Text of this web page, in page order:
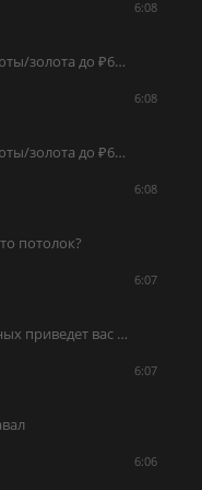
Минфин увеличит покупку валюты/золота до ₽6,5 млрд в деньС СЕГОДНЯШНЕГО ДНЯ МИНФИН РФ УВЕЛИЧИТ ПОКУПКУ ВАЛЮТЫ/ЗОЛОТА ДО 6,5 МЛРД РУБ В ДЕНЬ (5.4 МЛРД РУБ РАНЕЕ)ЦБ УВЕЛИЧИТ ПОКУПКИ ВАЛЮТЫ ДО 5,92 МЛРД РУБ В ДЕНЬ (4,82 МЛРД РУБ РАНЕЕ)Авто-репост. Читать в блоге >>>
6:08
Минфин увеличит покупку валюты/золота до ₽6,5 млрд в деньС СЕГОДНЯШНЕГО ДНЯ МИНФИН РФ УВЕЛИЧИТ ПОКУПКУ ВАЛЮТЫ/ЗОЛОТА ДО 6,5 МЛРД РУБ В ДЕНЬ (5.4 МЛРД РУБ РАНЕЕ)ЦБ УВЕЛИЧИТ ПОКУПКИ ВАЛЮТЫ ДО 5,92 МЛРД РУБ В ДЕНЬ (4,82 МЛРД РУБ РАНЕЕ)Авто-репост. Читать в блоге >>>
6:08
потолок?
6:08
Почему стратегия Евгения Черных приведет вас к убыткам в 2026 годуМногие слепо копируют сделки Евгения Черных, не понимая, что при текущем цикле снижения ставки ЦБ и триллионных дефицитах бюджета это путь к обнулению капитала. Недавно, Евгений Черных на весь депозит загрузился рублевыми облигациями, рассчитывая пересидеть в них макроэкономический шторм. Дочитав до конца, вы узнаете, почему столичные метры, физическое золото и серебро прямо сейчас работают как идеальный огнетушитель для инфляции, пока остальные инвесторы теряют деньги. Зафиксировали, что Евгений Черных публично закупился ОФЗ в своем открытом канале. Многие восприняли это как сигнал к действию. Но давайте посмотрим на реальные цифры, чтобы оценить объективную картину, вместе с исторической схемой девальвации фиатных валют. Причем Черных сделал это в тот момент, когда бюджетная дыра уже пробила отметку в 8,4 трлн рублей. Кто-то должен оплатить этот банкет. Спойлер: этот «кто-то» — мы с вами. В финале материала мы раскроем, что пишут о доходности приватного канала Евгения Черных его же зрители, общую схему работы скрытого печатного станка и объясним, почему классические инвестиции в ОФЗ сегодня стали ловушкой, способной обнулить ваш капитал.Авто-репост. Читать в блоге >>>
6:07
6:07
6:06